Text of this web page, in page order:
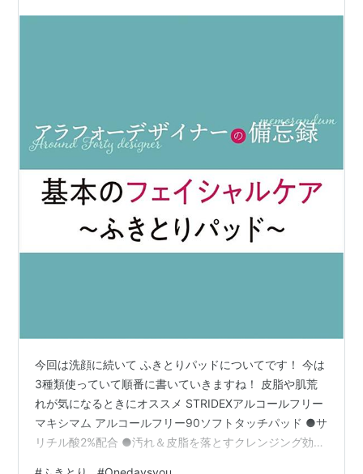
今回は洗顔に続いて ふきとりパッドについてです！ 今は
3種類使っていて順番に書いていきますね！ 皮脂や肌荒
れが気になるときにオススメ STRIDEXアルコールフリー
マキシマム アルコールフリー90ソフトタッチパッド ●サ
リチル酸2%配合 ●汚れ＆皮脂を落とすクレンジング効果